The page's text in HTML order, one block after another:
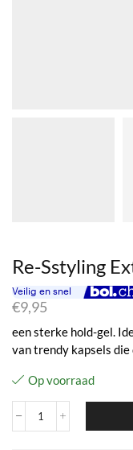
Re-Sstyling
€9,95
een sterke hold-gel.
van trendy kapsels
Op voorraad
Re-